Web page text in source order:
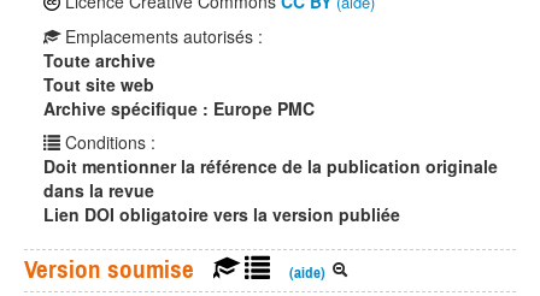
Emplacements autorisés :
Toute archive
Tout site web
Archive spécifique : Europe PMC
Conditions :
Doit mentionner la référence de la publication originale
dans la revue
Lien DOI obligatoire vers la version publiée
Version soumise (aide)